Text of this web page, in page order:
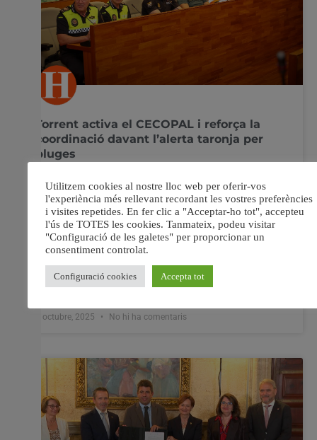
Torrent activa el CECOPAL i reforça la
coordinació davant l’alerta taronja per
pluges
Torrent activa el Centre de Coordinació Operativa
Municipal per a fer front a l’alerta taronja per pluges
L’alcaldessa apel·la a la prudència ciutadana i a seguir
les recomanacions oficials davant possibles incidències
L’Ajuntament de Torrent ha activat el CECOPAL (Centre
taronja per pluges decretada
8 octubre, 2025 No hi ha comentaris